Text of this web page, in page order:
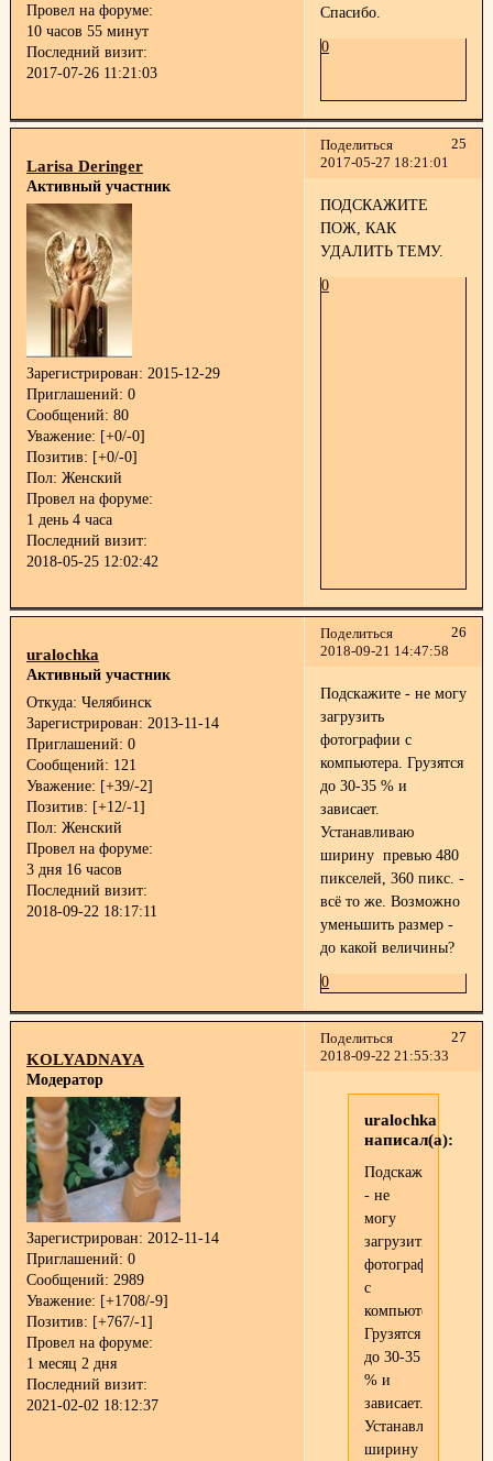
Провел на форуме:
10 часов 55 минут
Последний визит:
2017-07-26 11:21:03
Спасибо.
0
Поделиться
25
2017-05-27 18:21:01
Larisa Deringer
Активный участник
Зарегистрирован: 2015-12-29
Приглашений: 0
Сообщений: 80
Уважение: [+0/-0]
Позитив: [+0/-0]
Пол: Женский
Провел на форуме:
1 день 4 часа
Последний визит:
2018-05-25 12:02:42
ПОДСКАЖИТЕ
ПОЖ, КАК
УДАЛИТЬ ТЕМУ.
0
Поделиться
26
2018-09-21 14:47:58
uralochka
Активный участник
Откуда: Челябинск
Зарегистрирован: 2013-11-14
Приглашений: 0
Сообщений: 121
Уважение: [+39/-2]
Позитив: [+12/-1]
Пол: Женский
Провел на форуме:
3 дня 16 часов
Последний визит:
2018-09-22 18:17:11
Подскажите - не могу
загрузить
фотографии с
компьютера. Грузятся
до 30-35 % и
зависает.
Устанавливаю
ширину превью 480
пикселей, 360 пикс. -
всё то же. Возможно
уменьшить размер -
до какой величины?
0
Поделиться
27
2018-09-22 21:55:33
KOLYADNAYA
Модератор
Зарегистрирован: 2012-11-14
Приглашений: 0
Сообщений: 2989
Уважение: [+1708/-9]
Позитив: [+767/-1]
Провел на форуме:
1 месяц 2 дня
Последний визит:
2021-02-02 18:12:37
uralochka
написал(а):
Подскажите
- не
могу
загрузить
фотографии
с
компьютера.
Грузятся
до 30-35
% и
зависает.
Устанавливаю
ширину